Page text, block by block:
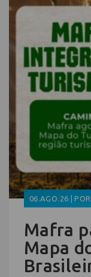
06.AGO.26 |
Mafra
Mapa